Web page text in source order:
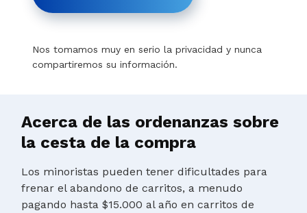
Nos tomamos muy en serio la privacidad y nunca
compartiremos su información.
Acerca de las ordenanzas sobre
la cesta de la compra
Los minoristas pueden tener dificultades para
frenar el abandono de carritos, a menudo
pagando hasta $15.000 al año en carritos de